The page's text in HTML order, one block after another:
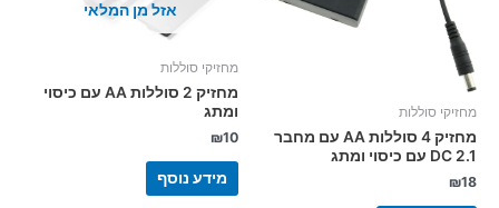
מחזיקי סוללות
מחזיק 4 סוללות AA עם מחבר
DC 2.1 עם כיסוי ומתג
₪18
אזל מן המלאי
מחזיקי סוללות
מחזיק 2 סוללות AA עם כיסוי
ומתג
₪10
מידע נוסף